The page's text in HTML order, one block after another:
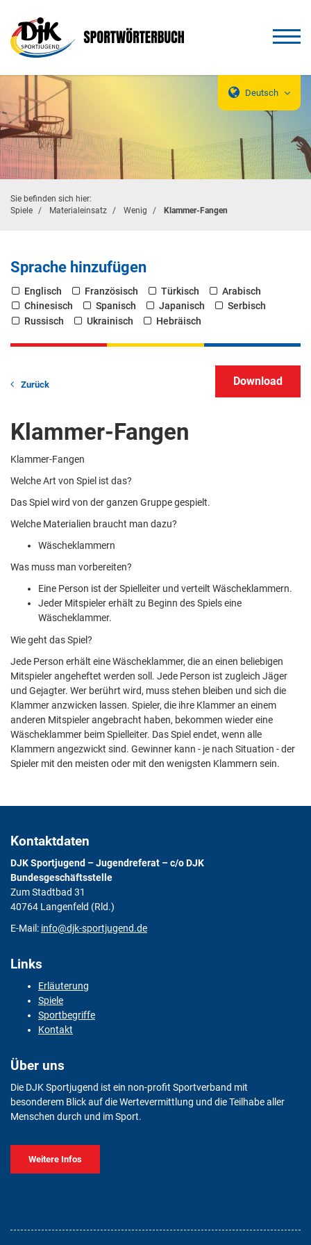
Deutsch
Sie befinden sich hier:
Spiele
Materialeinsatz Wenig Klammer-Fangen
Sprache hinzufügen
Englisch Französisch Türkisch
Arabisch
Chinesisch
Spanisch Japanisch
Serbisch
Russisch
Ukrainisch Hebräisch
Zurück
Klammer-Fangen
Klammer-Fangen
Welche Art von Spiel ist das?
Das Spiel wird von der ganzen Gruppe gespielt.
Welche Materialien braucht man dazu?
Wäscheklammern
Was muss man vorbereiten?
Eine Person ist der Spielleiter und verteilt Wäscheklammern.
Jeder Mitspieler erhält zu Beginn des Spiels eine
Wäscheklammer.
Wie geht das Spiel?
Jede Person erhält eine Wäscheklammer, die an einen beliebigen
Mitspieler angeheftet werden soll. Jede Person ist zugleich Jäger
und Gejagter. Wer berührt wird, muss stehen bleiben und sich die
Klammer anzwicken lassen. Spieler, die ihre Klammer an einem
anderen Mitspieler angebracht haben, bekommen wieder eine
Wäscheklammer beim Spielleiter. Das Spiel endet, wenn alle
Klammern angezwickt sind. Gewinner kann - je nach Situation - der
Spieler mit den meisten oder mit den wenigsten Klammern sein.
Kontaktdaten
DJK Sportjugend – Jugendreferat – c/o DJK
Bundesgeschäftsstelle
Zum Stadtbad 31
40764 Langenfeld (Rld.)
E-Mail: info@djk-sportjugend.de
Links
Erläuterung
Spiele
Sportbegriffe
Kontakt
Über uns
Die DJK Sportjugend ist ein non-profit Sportverband mit
besonderem Blick auf die Wertevermittlung und die Teilhabe aller
Menschen durch und im Sport.
Weitere Infos